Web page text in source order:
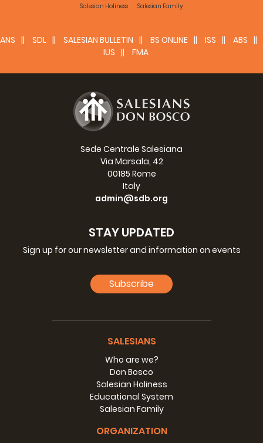
Singuli Directores omnibus suae domus sociis hanc
habeant.
Datum Augustae Taurinorum, Prima die novendialis
Solemn. Immaculatae B. V. Conceptionis 1880.
JOANNES Bosco Sacerdos.
Salesian Holiness Salesian Family
ANS SDL SALESIAN BULLETIN BS ONLINE ISS
ABS
IUS
FMA
Sede Centrale Salesiana
Via Marsala, 42
00185 Rome
Italy
admin@sdb.org
STAY UPDATED
Sign up for our newsletter and information on events
Subscribe
SALESIANS
Who are we?
Don Bosco
Salesian Holiness
Educational System
Salesian Family
ORGANIZATION